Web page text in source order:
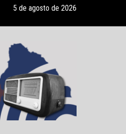
e anúncio de auditoria no PSMI
5 de agosto de 2026